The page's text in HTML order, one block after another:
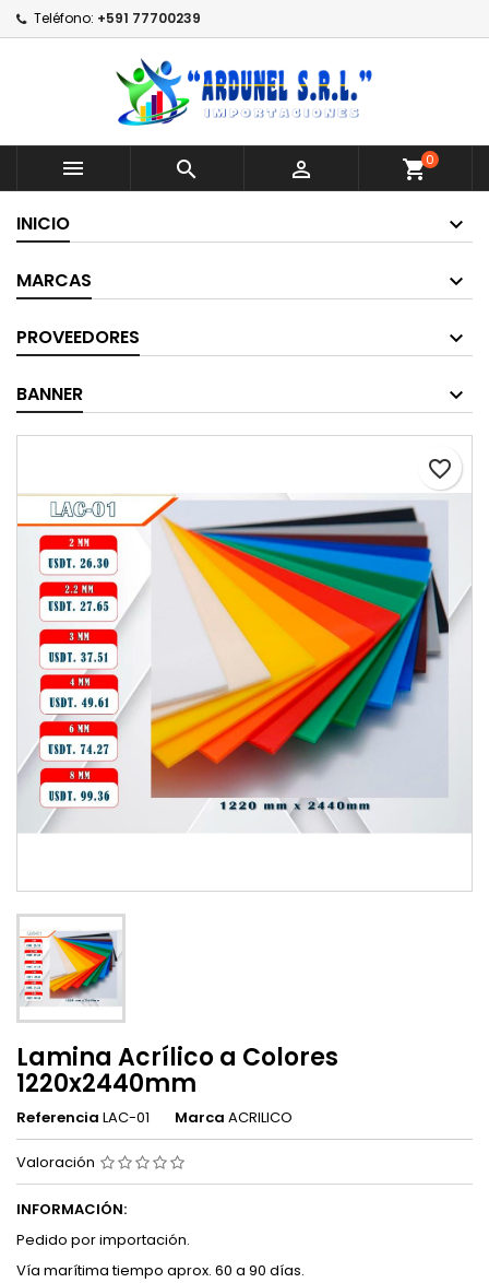
Teléfono: +591 77700239
   shopping_cart0
INICIO
MARCAS
PROVEEDORES
BANNER
favorite_border
Lamina Acrílico a Colores
1220x2440mm
Referencia LAC-01 Marca ACRILICO
Valoración
INFORMACIÓN:
Pedido por importación.
Vía marítima tiempo aprox. 60 a 90 días.